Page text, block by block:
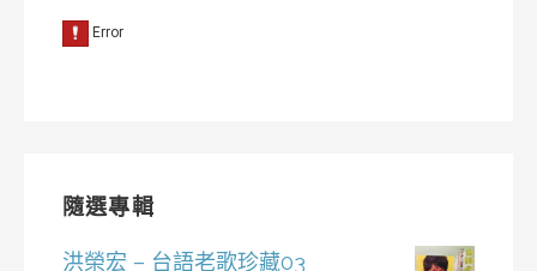
隨選專輯
洪榮宏 – 台語老歌珍藏03